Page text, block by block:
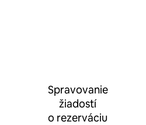
Spravovanie
žiadostí
o rezerváciu